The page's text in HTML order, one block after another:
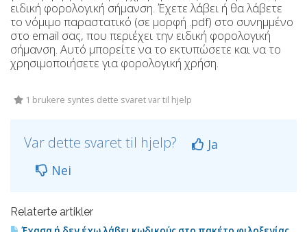
ειδική φορολογική σήμανση. Έχετε λάβει ή θα λάβετε
το νόμιμο παραστατικό (σε μορφή .pdf) στο συνημμένο
στο email σας, που περιέχει την ειδική φορολογική
σήμανση. Αυτό μπορείτε να το εκτυπώσετε και να το
χρησιμοποιήσετε για φορολογική χρήση.
1 brukere syntes dette svaret var til hjelp
Var dette svaret til hjelp?
Ja
Nei
Relaterte artikler